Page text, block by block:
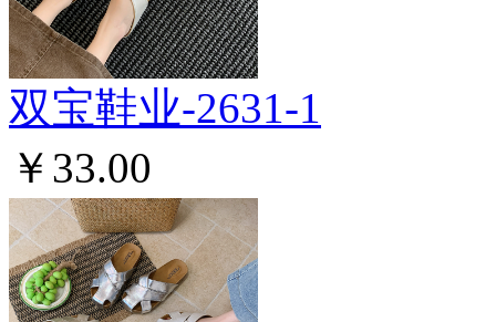
双宝鞋业-2631-1
￥33.00